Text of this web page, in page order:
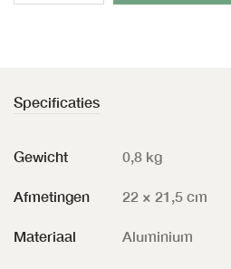
Specificaties
Gewicht 0,8 kg
Afmetingen 22 × 21,5 cm
Materiaal Aluminium